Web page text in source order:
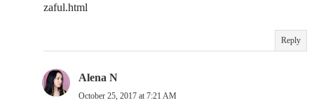
zaful.html
Reply
Alena N
October 25, 2017 at 7:21 AM